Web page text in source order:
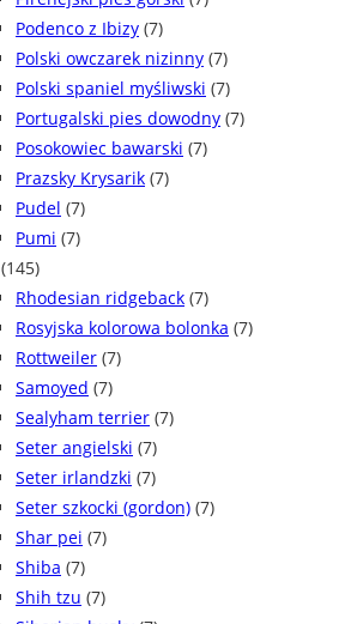
Podenco z Ibizy (7)
Polski owczarek nizinny (7)
Polski spaniel myśliwski (7)
Portugalski pies dowodny (7)
Posokowiec bawarski (7)
Prazsky Krysarik (7)
Pudel (7)
Pumi (7)
(145)
Rhodesian ridgeback (7)
Rosyjska kolorowa bolonka (7)
Rottweiler (7)
Samoyed (7)
Sealyham terrier (7)
Seter angielski (7)
Seter irlandzki (7)
Seter szkocki (gordon) (7)
Shar pei (7)
Shiba (7)
Shih tzu (7)